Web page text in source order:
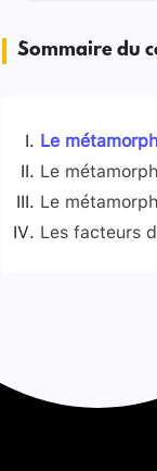
Sommaire du
Le
Le
Le
Les facteurs